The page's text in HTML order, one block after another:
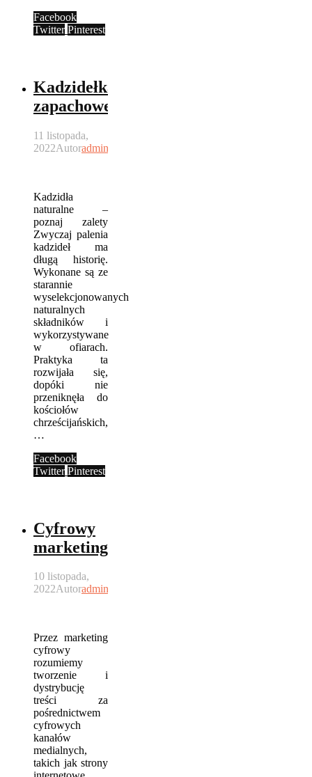
Facebook
Twitter Pinterest
Kadzidełka
zapachowe
11 listopada,
2022Autoradmin
Kadzidła
naturalne –
poznaj zalety
Zwyczaj palenia
kadzideł ma
długą historię.
Wykonane są ze
starannie
wyselekcjonowanych
naturalnych
składników i
wykorzystywane
w ofiarach.
Praktyka ta
rozwijała się,
dopóki nie
przeniknęła do
kościołów
chrześcijańskich,
…
Facebook
Twitter Pinterest
Cyfrowy
marketing
10 listopada,
2022Autoradmin
Przez marketing
cyfrowy
rozumiemy
tworzenie i
dystrybucję
treści za
pośrednictwem
cyfrowych
kanałów
medialnych,
takich jak strony